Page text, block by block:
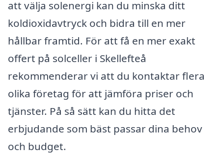
att välja solenergi kan du minska ditt
koldioxidavtryck och bidra till en mer
hållbar framtid. För att få en mer exakt
offert på solceller i Skellefteå
rekommenderar vi att du kontaktar flera
olika företag för att jämföra priser och
tjänster. På så sätt kan du hitta det
erbjudande som bäst passar dina behov
och budget.